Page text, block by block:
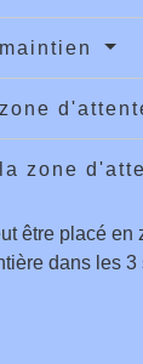
zone
être placé en
dans les